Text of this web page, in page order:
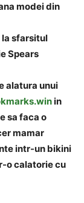
modei din
la sfarsitul
Spears
alatura unui
in
sa faca o
mamar
intr-un bikini
o calatorie cu